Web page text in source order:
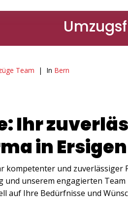
Team In Bern
Ihr
in Ersigen
kompetenter und zuverlässiger
unserem engagierten
auf Ihre Bedürfnisse und